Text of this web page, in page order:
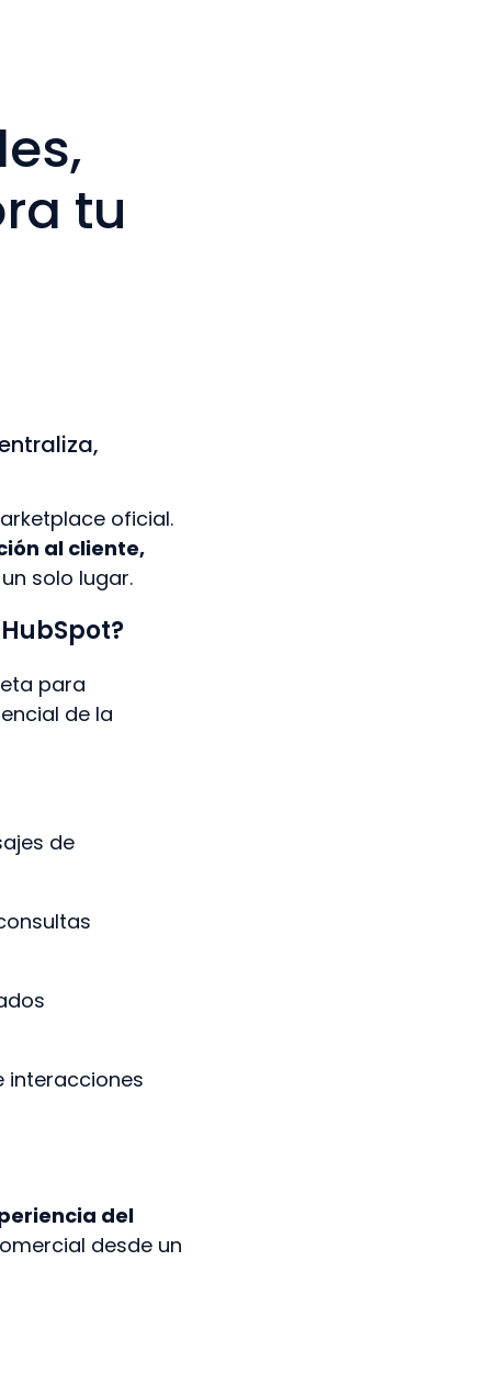
tu
oficial.
al cliente,
solo lugar.
para
de la
de
interacciones
del
desde un